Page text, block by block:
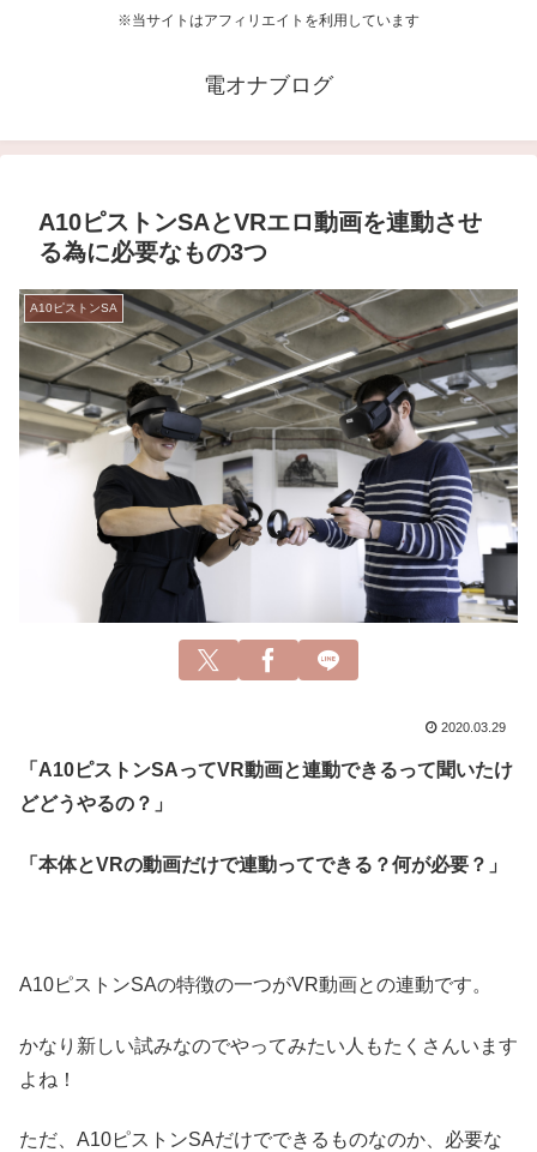
※当サイトはアフィリエイトを利用しています
電オナブログ
A10ピストンSAとVRエロ動画を連動させ
る為に必要なもの3つ
A10ピストンSA
2020.03.29
「A10ピストンSAってVR動画と連動できるって聞いたけ
どどうやるの？」
「本体とVRの動画だけで連動ってできる？何が必要？」
A10ピストンSAの特徴の一つがVR動画との連動です。
かなり新しい試みなのでやってみたい人もたくさんいます
よね！
ただ、A10ピストンSAだけでできるものなのか、必要な